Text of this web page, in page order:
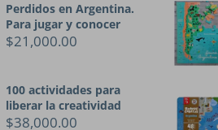
Perdidos en Argentina.
Para jugar y conocer
$21,000.00
100 actividades para
liberar la creatividad
$38,000.00